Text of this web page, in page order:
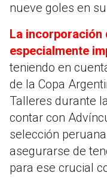
nueve goles en
La incorporación
especialmente
teniendo en
de la Copa
Talleres durante
contar con
selección
asegurarse de
para ese crucial